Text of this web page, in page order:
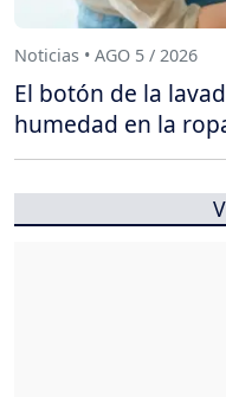
Noticias • AGO 5 / 2026
El botón de la
humedad en la